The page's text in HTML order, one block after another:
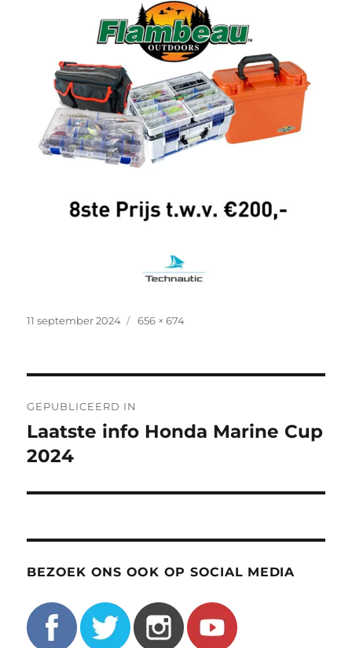
Geplaatst
11 september 2024
Volledige
656 × 674
navigatie
GEPUBLICEERD IN
Laatste info Honda Marine Cup
2024
BEZOEK ONS OOK OP SOCIAL MEDIA